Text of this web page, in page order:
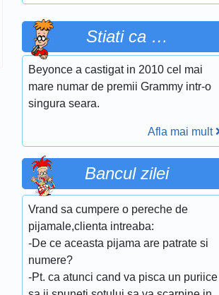
Stiati ca …
Beyonce a castigat in 2010 cel mai
mare numar de premii Grammy intr-o
singura seara.
Afla mai mult
Bancul zilei
Vrand sa cumpere o pereche de
pijamale,clienta intreaba:
-De ce aceasta pijama are patrate si
numere?
-Pt. ca atunci cand va pisca un puriice